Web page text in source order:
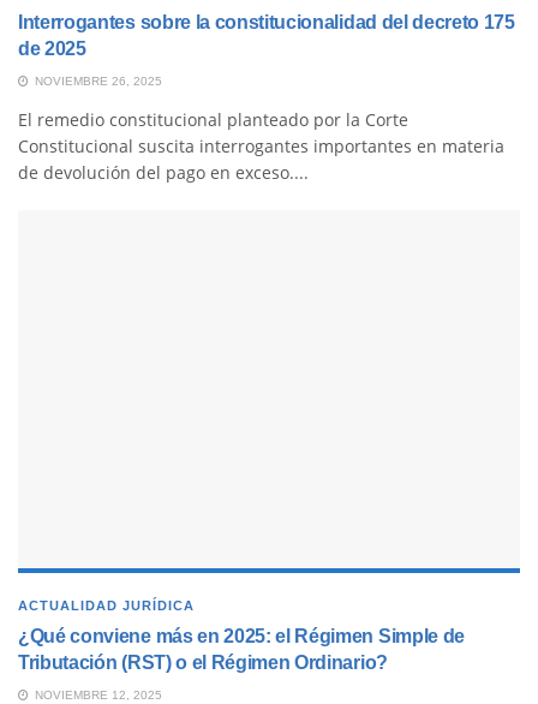
Interrogantes sobre la constitucionalidad del decreto 175
de 2025
NOVIEMBRE 26, 2025
El remedio constitucional planteado por la Corte
Constitucional suscita interrogantes importantes en materia
de devolución del pago en exceso....
ACTUALIDAD JURÍDICA
¿Qué conviene más en 2025: el Régimen Simple de
Tributación (RST) o el Régimen Ordinario?
NOVIEMBRE 12, 2025